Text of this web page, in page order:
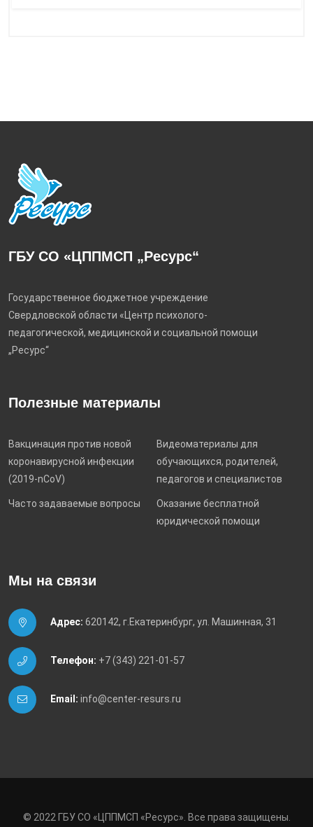
ГБУ СО «ЦППМСП „Ресурс“
Государственное бюджетное учреждение
Свердловской области «Центр психолого-
педагогической, медицинской и социальной помощи
„Ресурс“
Полезные материалы
Вакцинация против новой
коронавирусной инфекции
(2019-nCoV)
Видеоматериалы для
обучающихся, родителей,
педагогов и специалистов
Часто задаваемые вопросы
Оказание бесплатной
юридической помощи
Мы на связи
Адрес: 620142, г.Екатеринбург, ул. Машинная, 31
Телефон: +7 (343) 221-01-57
Email: info@center-resurs.ru
© 2022 ГБУ СО «ЦППМСП «Ресурс». Все права защищены.